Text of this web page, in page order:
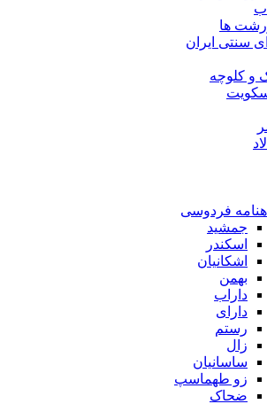
ها
سنتی ایران
و کلوچه
فردوسی
جمشید
اسکندر
اشکانیان
بهمن
داراب
دارای
رستم
زال
ساسانیان
زو طهماسپ‏
ضحاک